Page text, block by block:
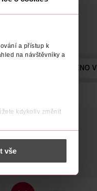
a přístup k
na návštěvníky a
kdykoliv změnit
údaje.
vše
VYROBENO V